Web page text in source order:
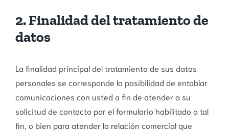
2. Finalidad del tratamiento de
datos
La finalidad principal del tratamiento de sus datos
personales se corresponde la posibilidad de entablar
comunicaciones con usted a fin de atender a su
solicitud de contacto por el formulario habilitado a tal
fin, o bien para atender la relación comercial que